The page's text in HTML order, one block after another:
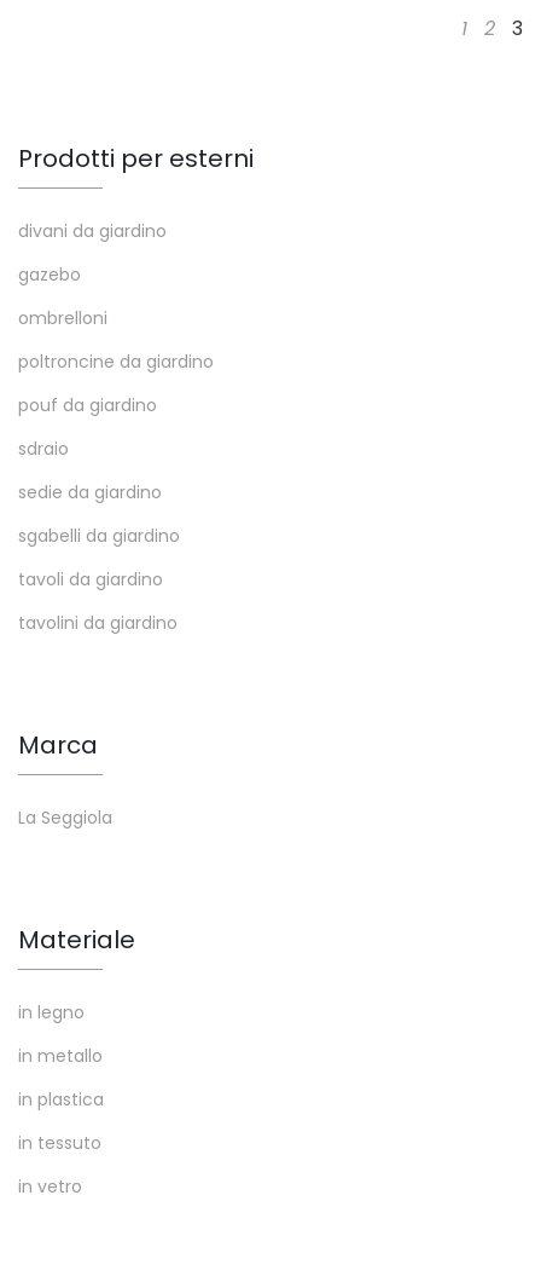
1 2 3
Prodotti per esterni
divani da giardino
gazebo
ombrelloni
poltroncine da giardino
pouf da giardino
sdraio
sedie da giardino
sgabelli da giardino
tavoli da giardino
tavolini da giardino
Marca
La Seggiola
Materiale
in legno
in metallo
in plastica
in tessuto
in vetro